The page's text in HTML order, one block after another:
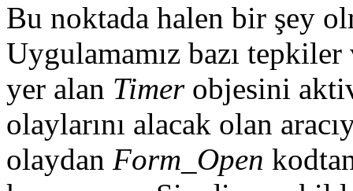
Bu noktada halen bir şey
Uygulamamız bazı
yer alan Timerobjesini
olaylarını alacak olan
olaydan Form_Open